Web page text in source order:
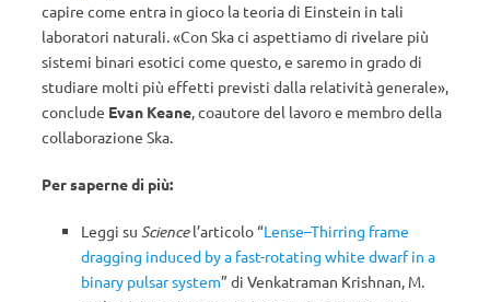
capire come entra in gioco la teoria di Einstein in tali
laboratori naturali. «Con Ska ci aspettiamo di rivelare più
sistemi binari esotici come questo, e saremo in grado di
studiare molti più effetti previsti dalla relatività generale»,
conclude Evan Keane, coautore del lavoro e membro della
collaborazione Ska.
Per saperne di più:
Leggi su Sciencel’articolo “Lense–Thirring frame
dragging induced by a fast-rotating white dwarf in a
binary pulsar system” di Venkatraman Krishnan, M.